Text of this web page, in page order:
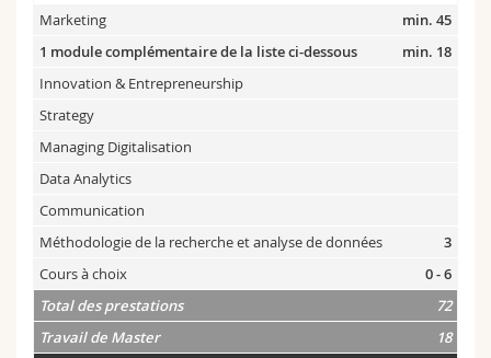
Marketing
min. 45
1 module complémentaire de la liste ci-dessous
min. 18
Innovation & Entrepreneurship
Strategy
Managing Digitalisation
Data Analytics
Communication
Méthodologie de la recherche et analyse de données
3
Cours à choix
0 - 6
Total des prestations
72
Travail de Master
18